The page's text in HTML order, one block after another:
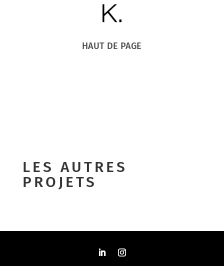
HAUT DE PAGE
LES AUTRES
PROJETS